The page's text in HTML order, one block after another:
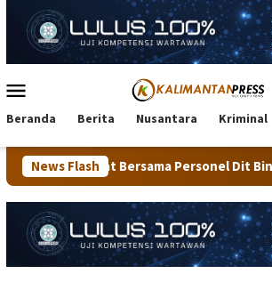
konten
Mobile
Beranda Berita Nusantara Kriminal
News Flash
Personel Dit Binmas Polda Kaltara